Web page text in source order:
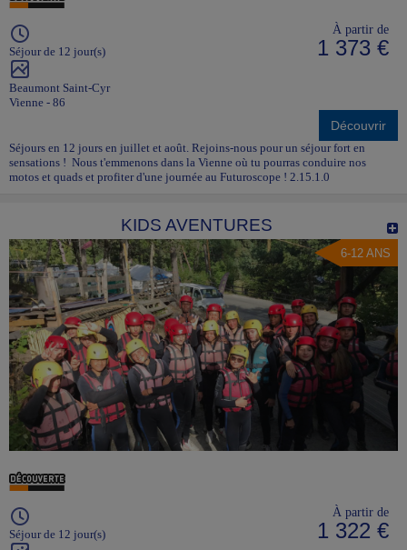
Séjour de 12 jour(s)
Beaumont Saint-Cyr
Vienne - 86
À partir de
1 373 €
Découvrir
Séjours en 12 jours en juillet et août. Rejoins-nous pour un séjour fort en
sensations ! Nous t'emmenons dans la Vienne où tu pourras conduire nos
motos et quads et profiter d'une journée au Futuroscope ! 2.15.1.0
KIDS AVENTURES
6-12 ANS
Séjour de 12 jour(s)
À partir de
1 322 €